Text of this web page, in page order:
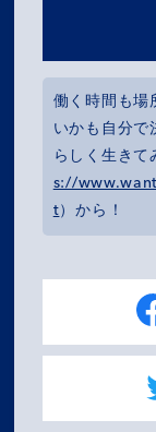
働く時間も場
いかも自分で
らしく生き
s://
t）から！